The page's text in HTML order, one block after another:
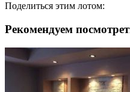
Поделиться этим лотом:
Рекомендуем